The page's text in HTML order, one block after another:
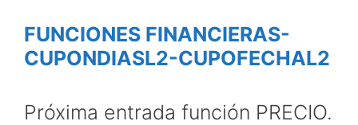
FUNCIONES FINANCIERAS-
CUPONDIASL2-CUPOFECHAL2
Próxima entrada función PRECIO.